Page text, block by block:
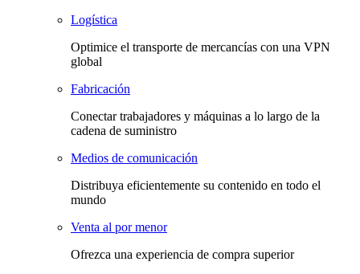
Logística
Optimice el transporte de mercancías con una VPN
global
Fabricación
Conectar trabajadores y máquinas a lo largo de la
cadena de suministro
Medios de comunicación
Distribuya eficientemente su contenido en todo el
mundo
Venta al por menor
Ofrezca una experiencia de compra superior